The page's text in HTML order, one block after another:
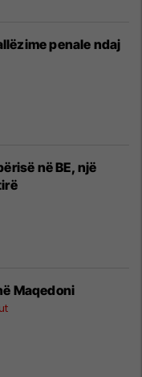
penale ndaj
në BE, një
Maqedoni